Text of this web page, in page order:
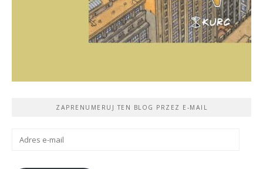
ZAPRENUMERUJ TEN BLOG PRZEZ E-MAIL
Adres